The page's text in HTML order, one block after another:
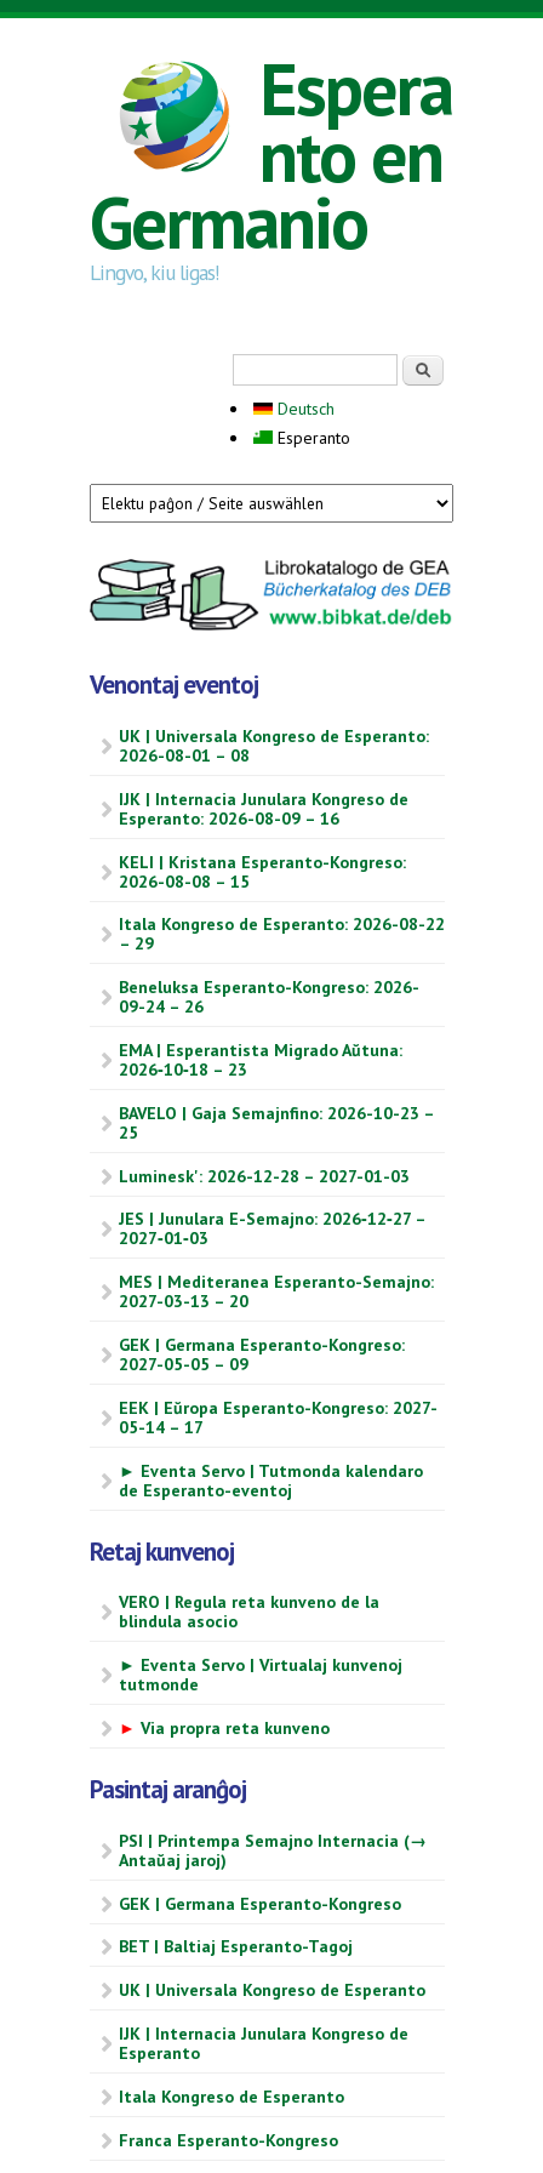
Skip to main content
Espera
nto en
Germanio
Lingvo, kiu ligas!
Deutsch
Esperanto
Venontaj eventoj
UK | Universala Kongreso de Esperanto:
2026-08-01 – 08
IJK | Internacia Junulara Kongreso de
Esperanto: 2026-08-09 – 16
KELI | Kristana Esperanto-Kongreso:
2026-08-08 – 15
Itala Kongreso de Esperanto: 2026-08-22
– 29
Beneluksa Esperanto-Kongreso: 2026-
09-24 – 26
EMA | Esperantista Migrado Aŭtuna:
2026‑10‑18 – 23
BAVELO | Gaja Semajnfino: 2026-10-23 –
25
Luminesk': 2026-12-28 – 2027-01-03
JES | Junulara E-Semajno: 2026‑12‑27 –
2027‑01‑03
MES | Mediteranea Esperanto-Semajno:
2027-03-13 – 20
GEK | Germana Esperanto-Kongreso:
2027-05-05 – 09
EEK | Eŭropa Esperanto-Kongreso: 2027-
05-14 – 17
► Eventa Servo | Tutmonda kalendaro
de Esperanto-eventoj
Retaj kunvenoj
VERO | Regula reta kunveno de la
blindula asocio
► Eventa Servo | Virtualaj kunvenoj
tutmonde
► Via propra reta kunveno
Pasintaj aranĝoj
PSI | Printempa Semajno Internacia (→
Antaŭaj jaroj)
GEK | Germana Esperanto-Kongreso
BET | Baltiaj Esperanto-Tagoj
UK | Universala Kongreso de Esperanto
IJK | Internacia Junulara Kongreso de
Esperanto
Itala Kongreso de Esperanto
Franca Esperanto-Kongreso